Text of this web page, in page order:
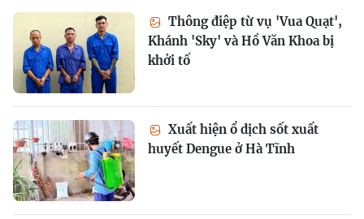
Thông điệp từ vụ 'Vua Quạt',
Khánh 'Sky' và Hồ Văn Khoa bị
khởi tố
Xuất hiện ổ dịch sốt xuất
huyết Dengue ở Hà Tĩnh